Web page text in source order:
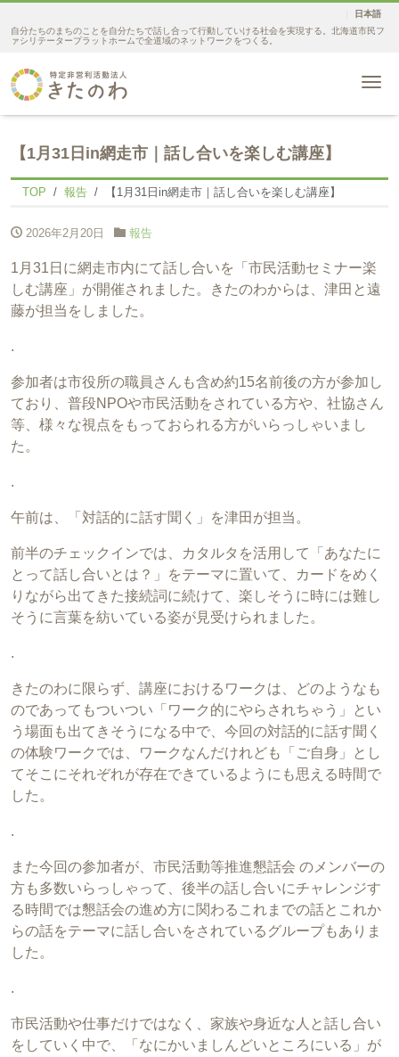
日本語
自分たちのまちのことを自分たちで話し合って行動していける社会を実現する。北海道市民フ
ァシリテータープラットホームで全道域のネットワークをつくる。
【1月31日in網走市｜話し合いを楽しむ講座】
TOP 報告 【1月31日in網走市｜話し合いを楽しむ講座】
2026年2月20日 報告
1月31日に網走市内にて話し合いを「市民活動セミナー楽
しむ講座」が開催されました。きたのわからは、津田と遠
藤が担当をしました。
.
参加者は市役所の職員さんも含め約15名前後の方が参加し
ており、普段NPOや市民活動をされている方や、社協さん
等、様々な視点をもっておられる方がいらっしゃいまし
た。
.
午前は、「対話的に話す聞く」を津田が担当。
前半のチェックインでは、カタルタを活用して「あなたに
とって話し合いとは？」をテーマに置いて、カードをめく
りながら出てきた接続詞に続けて、楽しそうに時には難し
そうに言葉を紡いている姿が見受けられました。
.
きたのわに限らず、講座におけるワークは、どのようなも
のであってもついつい「ワーク的にやらされちゃう」とい
う場面も出てきそうになる中で、今回の対話的に話す聞く
の体験ワークでは、ワークなんだけれども「ご自身」とし
てそこにそれぞれが存在できているようにも思える時間で
した。
.
また今回の参加者が、市⺠活動等推進懇話会 のメンバーの
方も多数いらっしゃって、後半の話し合いにチャレンジす
る時間では懇話会の進め方に関わるこれまでの話とこれか
らの話をテーマに話し合いをされているグループもありま
した。
.
市民活動や仕事だけではなく、家族や身近な人と話し合い
をしていく中で、「なにかいましんどいところにいる」が